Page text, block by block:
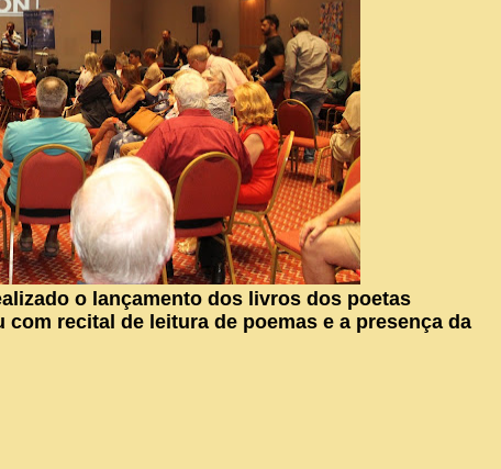
o lançamento dos livros dos poetas
recital de leitura de poemas e a presença da